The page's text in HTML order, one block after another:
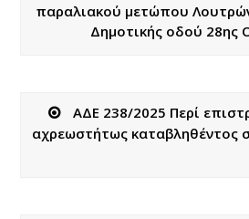
παραλιακού μετώπου
Δημοτικής οδού 28ης
ΑΔΕ 238/2025 Περί
αχρεωστήτως καταβληθέντος